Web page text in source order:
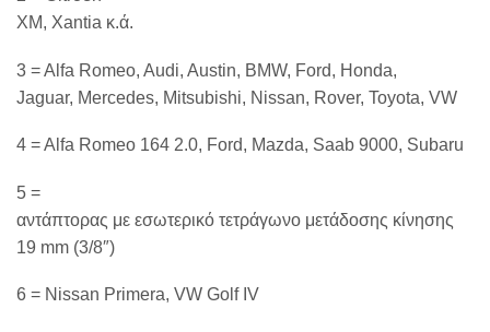
XM, Xantia κ.ά.
3 = Alfa Romeo, Audi, Austin, BMW, Ford, Honda,
Jaguar, Mercedes, Mitsubishi, Nissan, Rover, Toyota, VW
4 = Alfa Romeo 164 2.0, Ford, Mazda, Saab 9000, Subaru
5 =
αντάπτορας με εσωτερικό τετράγωνο μετάδοσης κίνησης
19 mm (3/8″)
6 = Nissan Primera, VW Golf IV